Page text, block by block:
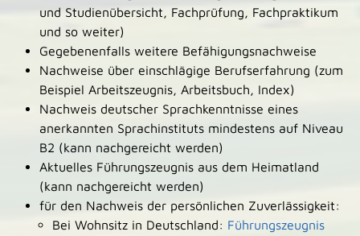
und Studienübersicht, Fachprüfung, Fachpraktikum
und so weiter)
Gegebenenfalls weitere Befähigungsnachweise
Nachweise über einschlägige Berufserfahrung (zum
Beispiel Arbeitszeugnis, Arbeitsbuch, Index)
Nachweis deutscher Sprachkenntnisse eines
anerkannten Sprachinstituts mindestens auf Niveau
B2 (kann nachgereicht werden)
Aktuelles Führungszeugnis aus dem Heimatland
(kann nachgereicht werden)
für den Nachweis der persönlichen Zuverlässigkeit:
Bei Wohnsitz in Deutschland: Führungszeugnis